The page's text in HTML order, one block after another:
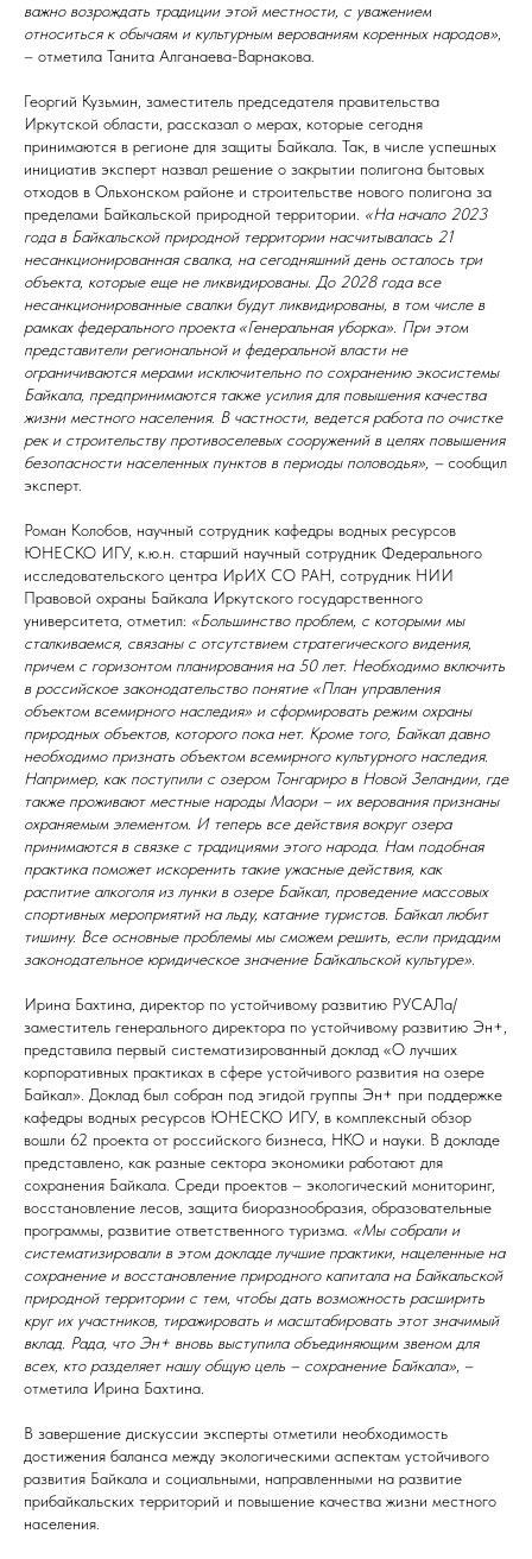
важно возрождать традиции этой местности, с уважением
относиться к обычаям и культурным верованиям коренных народов»
– отметила Танита Алганаева-Варнакова.
Георгий Кузьмин, заместитель председателя правительства
Иркутской области, рассказал о мерах, которые сегодня
принимаются в регионе для защиты Байкала. Так, в числе успешных
инициатив эксперт назвал решение о закрытии полигона бытовых
отходов в Ольхонском районе и строительстве нового полигона за
пределами Байкальской природной территории. «На начало 2023
года в Байкальской природной территории насчитывалась 21
несанкционированная свалка, на сегодняшний день осталось три
объекта, которые еще не ликвидированы. До 2028 года все
несанкционированные свалки будут ликвидированы, в том числе в
рамках федерального проекта «Генеральная уборка». При этом
представители региональной и федеральной власти не
ограничиваются мерами исключительно по сохранению экосистемы
Байкала, предпринимаются также усилия для повышения качества
жизни местного населения. В частности, ведется работа по очистке
рек и строительству противоселевых сооружений в целях повышения
безопасности населенных пунктов в периоды половодья», – сообщил
эксперт.
Роман Колобов, научный сотрудник кафедры водных ресурсов
ЮНЕСКО ИГУ, к.ю.н. старший научный сотрудник Федерального
исследовательского центра ИрИХ СО РАН, сотрудник НИИ
Правовой охраны Байкала Иркутского государственного
университета, отметил: «Большинство проблем, с которыми мы
сталкиваемся, связаны с отсутствием стратегического видения,
причем с горизонтом планирования на 50 лет. Необходимо включить
в российское законодательство понятие «План управления
объектом всемирного наследия» и сформировать режим охраны
природных объектов, которого пока нет. Кроме того, Байкал давно
необходимо признать объектом всемирного культурного наследия.
Например, как поступили с озером Тонгариро в Новой Зеландии, где
также проживают местные народы Маори – их верования признаны
охраняемым элементом. И теперь все действия вокруг озера
принимаются в связке с традициями этого народа. Нам подобная
практика поможет искоренить такие ужасные действия, как
распитие алкоголя из лунки в озере Байкал, проведение массовых
спортивных мероприятий на льду, катание туристов. Байкал любит
тишину. Все основные проблемы мы сможем решить, если придадим
законодательное юридическое значение Байкальской культуре».
Ирина Бахтина, директор по устойчивому развитию РУСАЛа/
заместитель генерального директора по устойчивому развитию Эн+,
представила первый систематизированный доклад «О лучших
корпоративных практиках в сфере устойчивого развития на озере
Байкал». Доклад был собран под эгидой группы Эн+ при поддержке
кафедры водных ресурсов ЮНЕСКО ИГУ, в комплексный обзор
вошли 62 проекта от российского бизнеса, НКО и науки. В докладе
представлено, как разные сектора экономики работают для
сохранения Байкала. Среди проектов – экологический мониторинг,
восстановление лесов, защита биоразнообразия, образовательные
программы, развитие ответственного туризма. «Мы собрали и
систематизировали в этом докладе лучшие практики, нацеленные на
сохранение и восстановление природного капитала на Байкальской
природной территории с тем, чтобы дать возможность расширить
круг их участников, тиражировать и масштабировать этот значимый
вклад. Рада, что Эн+ вновь выступила объединяющим звеном для
всех, кто разделяет нашу общую цель – сохранение Байкала» , –
отметила Ирина Бахтина.
В завершение дискуссии эксперты отметили необходимость
достижения баланса между экологическими аспектам устойчивого
развития Байкала и социальными, направленными на развитие
прибайкальских территорий и повышение качества жизни местного
населения.